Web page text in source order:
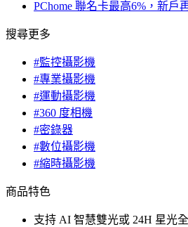
PChome 聯名卡最高6%，新戶
搜尋更多
#監控攝影機
#專業攝影機
#運動攝影機
#360 度相機
#密錄器
#數位攝影機
#縮時攝影機
商品特色
支持 AI 智慧雙光或 24H 星光